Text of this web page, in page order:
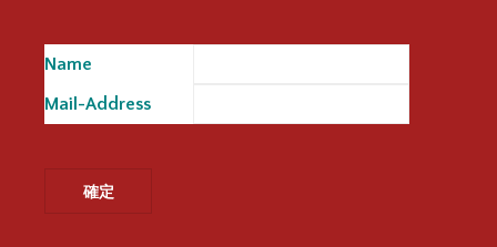
Name
Mail-Address